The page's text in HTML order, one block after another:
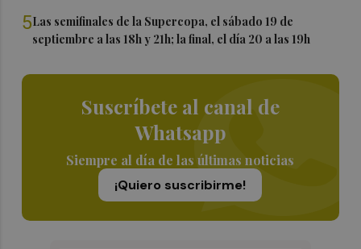
5Las semifinales de la Supercopa, el sábado 19 de
septiembre a las 18h y 21h; la final, el día 20 a las 19h
Suscríbete al canal de
Whatsapp
Siempre al día de las últimas noticias
¡Quiero suscribirme!